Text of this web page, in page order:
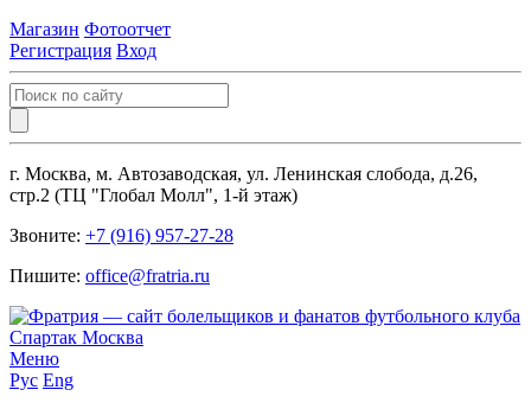
Магазин Фотоотчет
Регистрация Вход
г. Москва, м. Автозаводская, ул. Ленинская слобода, д.26,
стр.2 (ТЦ "Глобал Молл", 1-й этаж)
Звоните: +7 (916) 957-27-28
Пишите: office@fratria.ru
Меню
Рус Eng